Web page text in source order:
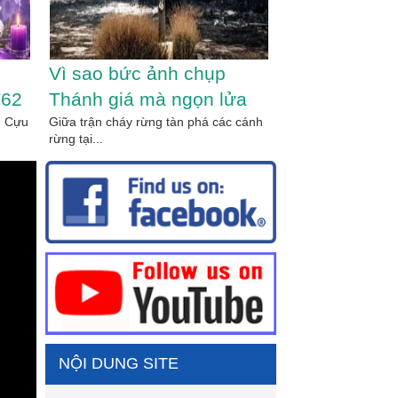
Cựu
Vì sao bức ảnh chụp
Thánh giá mà ngọn lửa
tránh ra ở Gironde lại lay
động lòng người đến thế?
Giữa trận cháy rừng tàn phá các cánh
rừng tại...
NỘI DUNG SITE